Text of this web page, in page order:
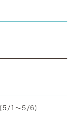
5/1～5/6）